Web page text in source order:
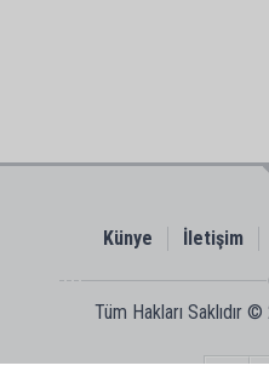
Künye İletişim
Tüm Hakları Saklıdır ©